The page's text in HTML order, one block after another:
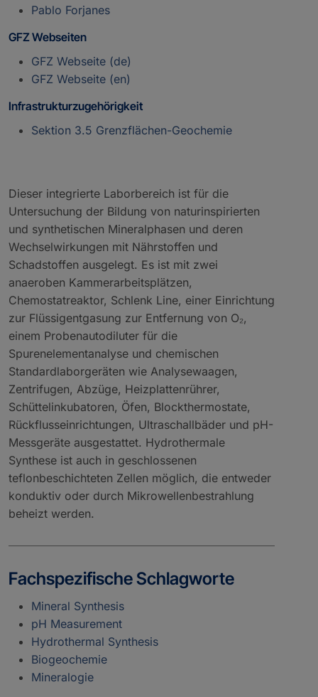
Pablo Forjanes
GFZ Webseiten
GFZ Webseite (de)
GFZ Webseite (en)
Infrastrukturzugehörigkeit
Sektion 3.5 Grenzflächen-Geochemie
Dieser integrierte Laborbereich ist für die
Untersuchung der Bildung von naturinspirierten
und synthetischen Mineralphasen und deren
Wechselwirkungen mit Nährstoffen und
Schadstoffen ausgelegt. Es ist mit zwei
anaeroben Kammerarbeitsplätzen,
Chemostatreaktor, Schlenk Line, einer Einrichtung
zur Flüssigentgasung zur Entfernung von O₂,
einem Probenautodiluter für die
Spurenelementanalyse und chemischen
Standardlaborgeräten wie Analysewaagen,
Zentrifugen, Abzüge, Heizplattenrührer,
Schüttelinkubatoren, Öfen, Blockthermostate,
Rückflusseinrichtungen, Ultraschallbäder und pH-
Messgeräte ausgestattet. Hydrothermale
Synthese ist auch in geschlossenen
teflonbeschichteten Zellen möglich, die entweder
konduktiv oder durch Mikrowellenbestrahlung
beheizt werden.
Fachspezifische Schlagworte
Mineral Synthesis
pH Measurement
Hydrothermal Synthesis
Biogeochemie
Mineralogie